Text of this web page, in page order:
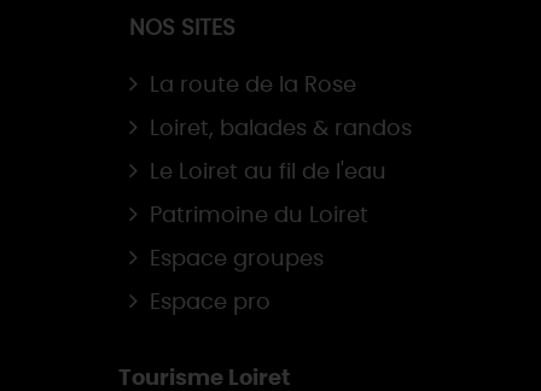
NOS SITES
La route de la Rose
Loiret, balades & randos
Le Loiret au fil de l'eau
Patrimoine du Loiret
Espace groupes
Espace pro
Tourisme Loiret